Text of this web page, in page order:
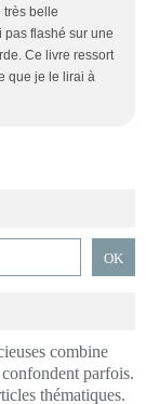
très belle
pas flashé sur une
Ce livre ressort
que je le lirai à
combine
parfois.
thématiques.